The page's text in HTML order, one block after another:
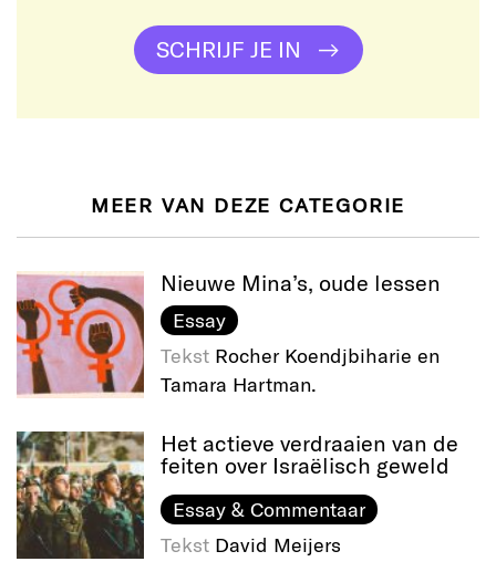
SCHRIJF JE IN
MEER VAN DEZE CATEGORIE
Nieuwe Mina’s, oude lessen
Essay
Tekst Rocher Koendjbiharie en
Tamara Hartman.
Het actieve verdraaien van de
feiten over Israëlisch geweld
Essay & Commentaar
Tekst David Meijers